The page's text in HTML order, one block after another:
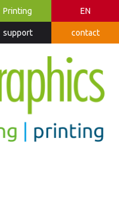
Printing EN
support contact